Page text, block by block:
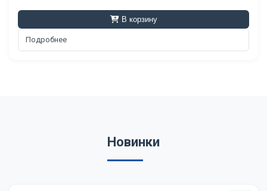
В корзину
Подробнее
Новинки